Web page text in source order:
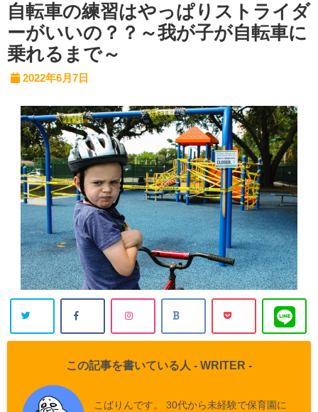
自転車の練習はやっぱりストライダ
ーがいいの？？～我が子が自転車に
乗れるまで～
2022年6月7日
この記事を書いている人 - WRITER -
こばりんです。 30代から未経験で保育園に